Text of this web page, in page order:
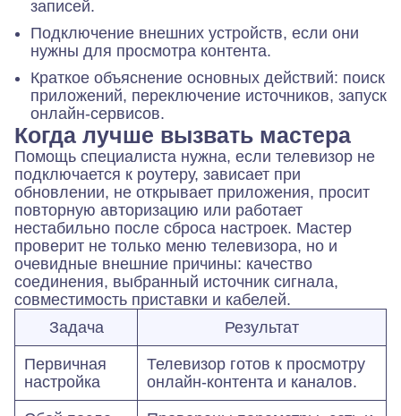
записей.
Подключение внешних устройств, если они
нужны для просмотра контента.
Краткое объяснение основных действий: поиск
приложений, переключение источников, запуск
онлайн-сервисов.
Когда лучше вызвать мастера
Помощь специалиста нужна, если телевизор не
подключается к роутеру, зависает при
обновлении, не открывает приложения, просит
повторную авторизацию или работает
нестабильно после сброса настроек. Мастер
проверит не только меню телевизора, но и
очевидные внешние причины: качество
соединения, выбранный источник сигнала,
совместимость приставки и кабелей.
Задача
Результат
Первичная
настройка
Телевизор готов к просмотру
онлайн-контента и каналов.